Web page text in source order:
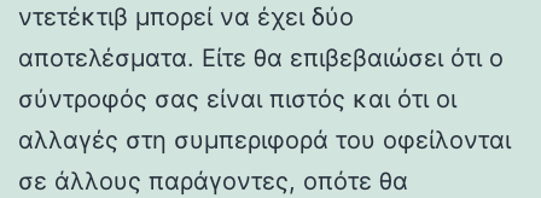
ντετέκτιβ μπορεί να έχει δύο
αποτελέσματα. Είτε θα επιβεβαιώσει ότι ο
σύντροφός σας είναι πιστός και ότι οι
αλλαγές στη συμπεριφορά του οφείλονται
σε άλλους παράγοντες, οπότε θα